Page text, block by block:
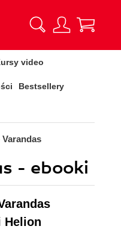
video
Bestsellery
- ebooki
Helion